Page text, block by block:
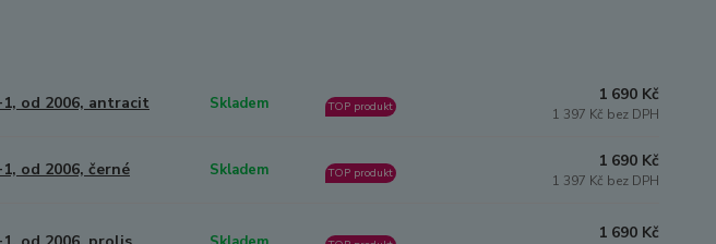
od 2006, antracit Skladem TOP produkt
1 690 Kč
1 397 Kč bez DPH
od 2006, černé Skladem TOP produkt
1 690 Kč
1 397 Kč bez DPH
1 690 Kč